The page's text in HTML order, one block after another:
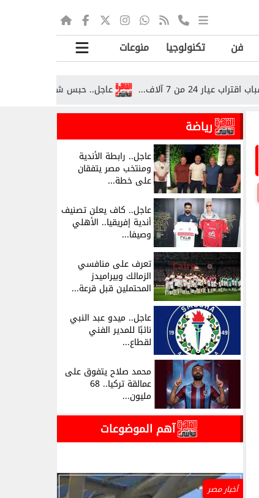
فن تكنولوجيا منوعات
عاجل.. حبس شاب 6 أشهر بتهمة هتك عرض فتاة
رياضة
عاجل.. رابطة الأندية
ومنتخب مصر يتفقان
على خطة...
عاجل.. كاف يعلن تصنيف
أندية إفريقيا.. الأهلي
وصيفا...
تعرف على منافسي
الزمالك وبيراميدز
المحتملين قبل قرعة...
عاجل.. ميدو عبد النبي
نائبًا للمدير الفني
لقطاع...
محمد صلاح يتفوق على
عمالقة تركيا.. 68
مليون...
آهم الموضوعات
أخبار مصر